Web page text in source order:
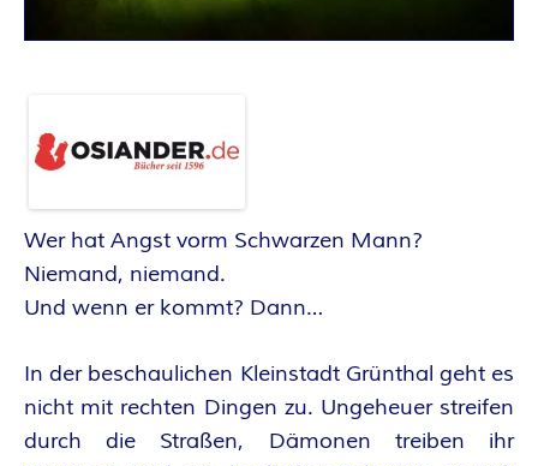
N
T
A
S
Y
A
U
Wer hat Angst vorm Schwarzen Mann?
Niemand, niemand.
Und wenn er kommt? Dann…
In der beschaulichen Kleinstadt Grünthal geht es
nicht mit rechten Dingen zu. Ungeheuer streifen
durch die Straßen, Dämonen treiben ihr